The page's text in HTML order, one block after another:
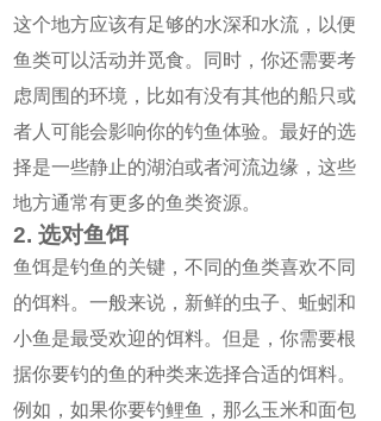
这个地方应该有足够的水深和水流，以便
鱼类可以活动并觅食。同时，你还需要考
虑周围的环境，比如有没有其他的船只或
者人可能会影响你的钓鱼体验。最好的选
择是一些静止的湖泊或者河流边缘，这些
地方通常有更多的鱼类资源。
2. 选对鱼饵
鱼饵是钓鱼的关键，不同的鱼类喜欢不同
的饵料。一般来说，新鲜的虫子、蚯蚓和
小鱼是最受欢迎的饵料。但是，你需要根
据你要钓的鱼的种类来选择合适的饵料。
例如，如果你要钓鲤鱼，那么玉米和面包